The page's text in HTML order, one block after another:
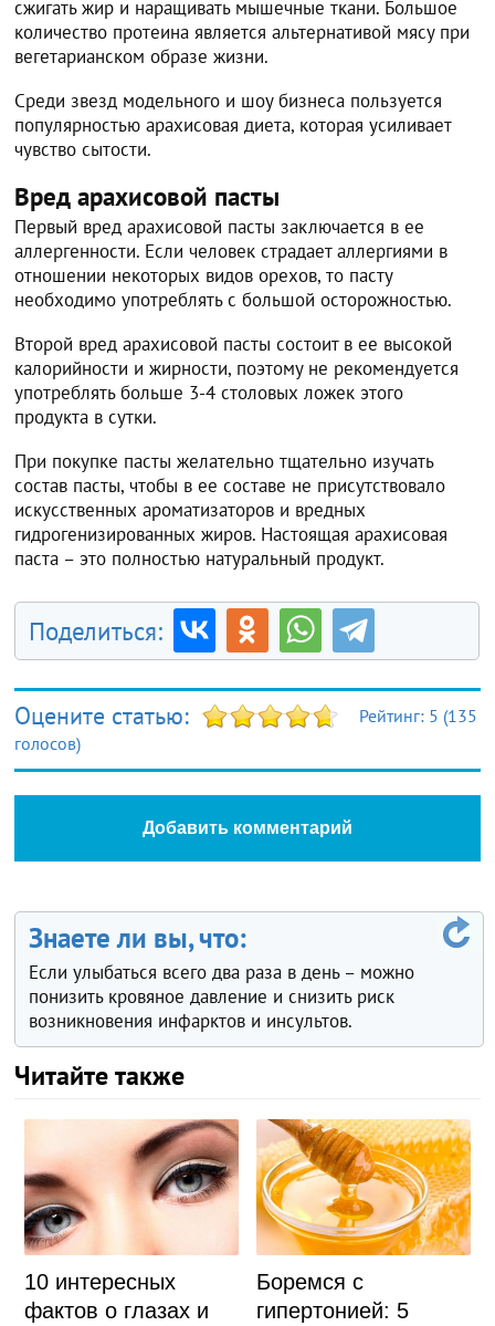
сжигать жир и наращивать мышечные ткани. Большое
количество протеина является альтернативой мясу при
вегетарианском образе жизни.
Среди звезд модельного и шоу бизнеса пользуется
популярностью арахисовая диета, которая усиливает
чувство сытости.
Вред арахисовой пасты
Первый вред арахисовой пасты заключается в ее
аллергенности. Если человек страдает аллергиями в
отношении некоторых видов орехов, то пасту
необходимо употреблять с большой осторожностью.
Второй вред арахисовой пасты состоит в ее высокой
калорийности и жирности, поэтому не рекомендуется
употреблять больше 3-4 столовых ложек этого
продукта в сутки.
При покупке пасты желательно тщательно изучать
состав пасты, чтобы в ее составе не присутствовало
искусственных ароматизаторов и вредных
гидрогенизированных жиров. Настоящая арахисовая
паста – это полностью натуральный продукт.
Поделиться:
Оцените статью: Рейтинг: 5 (135
голосов)
Добавить комментарий
Знаете ли вы, что:
Если улыбаться всего два раза в день – можно
понизить кровяное давление и снизить риск
возникновения инфарктов и инсультов.
Читайте также
10 интересных
фактов о глазах и
Боремся с
гипертонией: 5